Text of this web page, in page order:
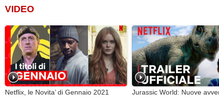
VIDEO
Netflix, le Novita’ di Gennaio 2021
Jurassic World: Nuove